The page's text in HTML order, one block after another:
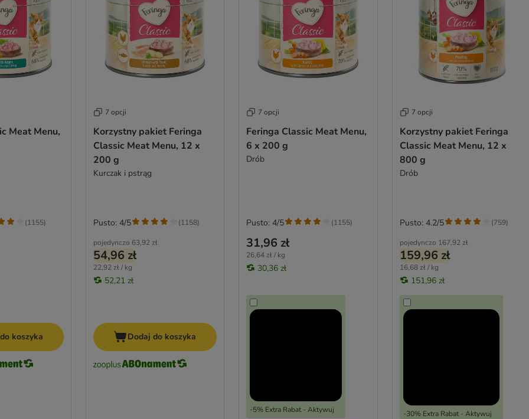
Meat Menu,
(1155)
koszyka
7 opcji
Korzystny pakiet Feringa
Classic Meat Menu, 12 x
200 g
Kurczak i pstrąg
pojedynczo 63,92 zł
54,96 zł
22,92 zł / kg
52,21 zł
Pusto: 4/5 (1158)
Dodaj do koszyka
7 opcji
Feringa Classic Meat Menu,
6 x 200 g
Drób
31,96 zł
26,64 zł / kg
30,36 zł
-5% Extra Rabat - Aktywuj
Pusto: 4/5 (1155)
7 opcji
Korzystny pakiet Feringa
Classic Meat Menu, 12 x
800 g
Drób
pojedynczo 167,92 zł
159,96 zł
16,68 zł / kg
151,96 zł
-30% Extra Rabat - Aktywuj
Pusto: 4.2/5 (759)